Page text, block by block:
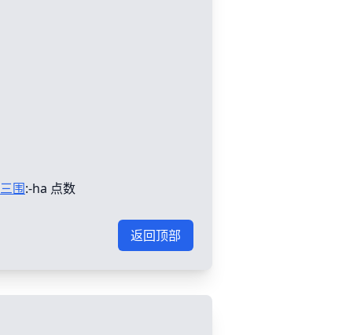
三围:-ha 点数
返回顶部